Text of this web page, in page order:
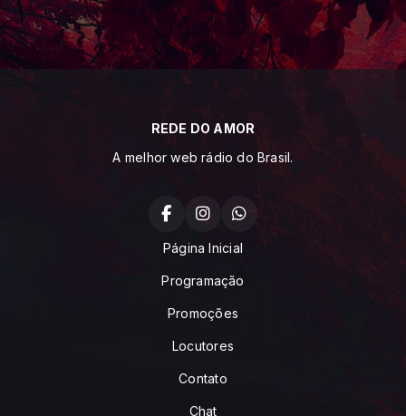
REDE DO AMOR
A melhor web rádio do Brasil.
Página Inicial
Programação
Promoções
Locutores
Contato
Chat